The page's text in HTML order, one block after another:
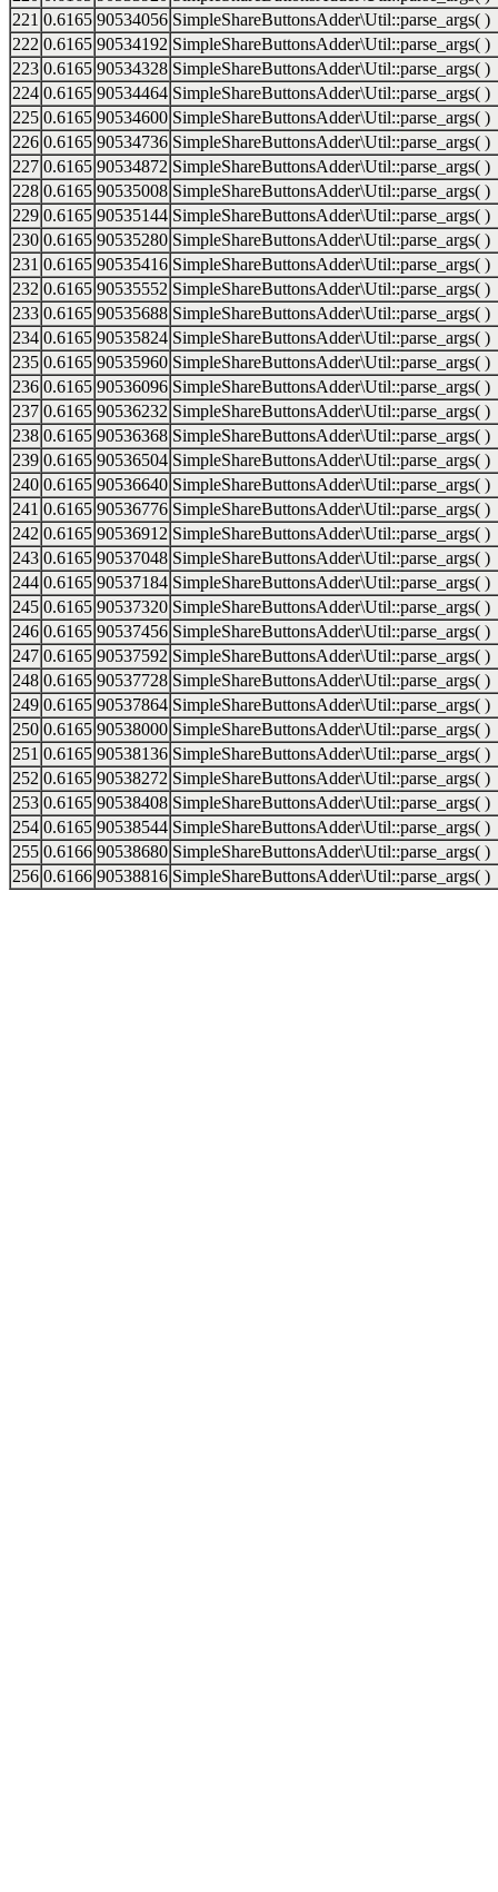
221 0.6165 90534056 SimpleShareButtonsAdder\Util::parse_args( )
222 0.6165 90534192 SimpleShareButtonsAdder\Util::parse_args( )
223 0.6165 90534328 SimpleShareButtonsAdder\Util::parse_args( )
224 0.6165 90534464 SimpleShareButtonsAdder\Util::parse_args( )
225 0.6165 90534600 SimpleShareButtonsAdder\Util::parse_args( )
226 0.6165 90534736 SimpleShareButtonsAdder\Util::parse_args( )
227 0.6165 90534872 SimpleShareButtonsAdder\Util::parse_args( )
228 0.6165 90535008 SimpleShareButtonsAdder\Util::parse_args( )
229 0.6165 90535144 SimpleShareButtonsAdder\Util::parse_args( )
230 0.6165 90535280 SimpleShareButtonsAdder\Util::parse_args( )
231 0.6165 90535416 SimpleShareButtonsAdder\Util::parse_args( )
232 0.6165 90535552 SimpleShareButtonsAdder\Util::parse_args( )
233 0.6165 90535688 SimpleShareButtonsAdder\Util::parse_args( )
234 0.6165 90535824 SimpleShareButtonsAdder\Util::parse_args( )
235 0.6165 90535960 SimpleShareButtonsAdder\Util::parse_args( )
236 0.6165 90536096 SimpleShareButtonsAdder\Util::parse_args( )
237 0.6165 90536232 SimpleShareButtonsAdder\Util::parse_args( )
238 0.6165 90536368 SimpleShareButtonsAdder\Util::parse_args( )
239 0.6165 90536504 SimpleShareButtonsAdder\Util::parse_args( )
240 0.6165 90536640 SimpleShareButtonsAdder\Util::parse_args( )
241 0.6165 90536776 SimpleShareButtonsAdder\Util::parse_args( )
242 0.6165 90536912 SimpleShareButtonsAdder\Util::parse_args( )
243 0.6165 90537048 SimpleShareButtonsAdder\Util::parse_args( )
244 0.6165 90537184 SimpleShareButtonsAdder\Util::parse_args( )
245 0.6165 90537320 SimpleShareButtonsAdder\Util::parse_args( )
246 0.6165 90537456 SimpleShareButtonsAdder\Util::parse_args( )
247 0.6165 90537592 SimpleShareButtonsAdder\Util::parse_args( )
248 0.6165 90537728 SimpleShareButtonsAdder\Util::parse_args( )
249 0.6165 90537864 SimpleShareButtonsAdder\Util::parse_args( )
250 0.6165 90538000 SimpleShareButtonsAdder\Util::parse_args( )
251 0.6165 90538136 SimpleShareButtonsAdder\Util::parse_args( )
252 0.6165 90538272 SimpleShareButtonsAdder\Util::parse_args( )
253 0.6165 90538408 SimpleShareButtonsAdder\Util::parse_args( )
254 0.6165 90538544 SimpleShareButtonsAdder\Util::parse_args( )
255 0.6166 90538680 SimpleShareButtonsAdder\Util::parse_args( )
256 0.6166 90538816 SimpleShareButtonsAdder\Util::parse_args( )